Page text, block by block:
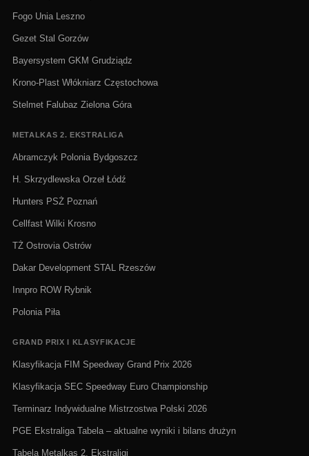
Fogo Unia Leszno
Gezet Stal Gorzów
Bayersystem GKM Grudziądz
Krono-Plast Włókniarz Częstochowa
Stelmet Falubaz Zielona Góra
METALKAS 2. EKSTRALIGA
Abramczyk Polonia Bydgoszcz
H. Skrzydlewska Orzeł Łódź
Hunters PSŻ Poznań
Cellfast Wilki Krosno
TŻ Ostrovia Ostrów
Dakar Development STAL Rzeszów
Innpro ROW Rybnik
Polonia Piła
GRAND PRIX I KLASYFIKACJE
Klasyfikacja FIM Speedway Grand Prix 2026
Klasyfikacja SEC Speedway Euro Championship
Terminarz Indywidualne Mistrzostwa Polski 2026
PGE Ekstraliga Tabela – aktualne wyniki i bilans drużyn
Tabela Metalkas 2. Ekstraligi